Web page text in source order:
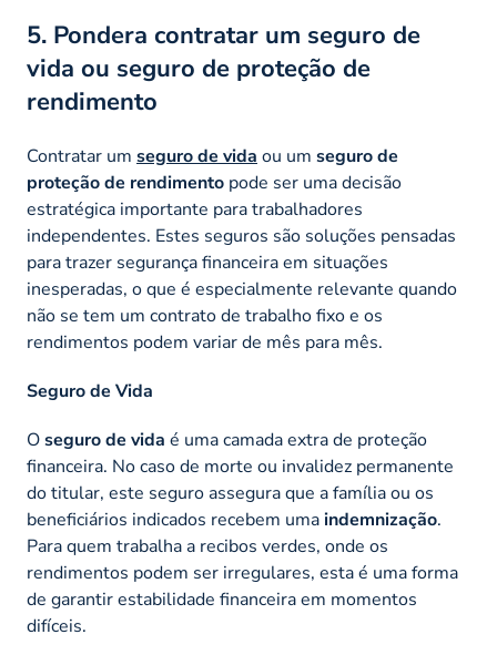
5. Pondera contratar um seguro de
vida ou seguro de proteção de
rendimento
Contratar um seguro de vida ou um seguro de
proteção de rendimento pode ser uma decisão
estratégica importante para trabalhadores
independentes. Estes seguros são soluções pensadas
para trazer segurança financeira em situações
inesperadas, o que é especialmente relevante quando
não se tem um contrato de trabalho fixo e os
rendimentos podem variar de mês para mês.
Seguro de Vida
Oseguro de vida é uma camada extra de proteção
financeira. No caso de morte ou invalidez permanente
do titular, este seguro assegura que a família ou os
beneficiários indicados recebem uma indemnização.
Para quem trabalha a recibos verdes, onde os
rendimentos podem ser irregulares, esta é uma forma
de garantir estabilidade financeira em momentos
difíceis.